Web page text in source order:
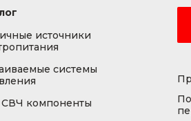
источники
системы
компоненты